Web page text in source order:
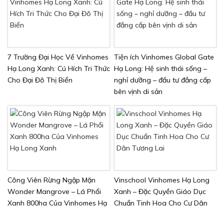
7 Trường Đại Học Về Vinhomes
Hạ Long Xanh: Cú Hích Tri Thức
Cho Đại Đô Thị Biển
Tiện ích Vinhomes Global Gate
Hạ Long: Hệ sinh thái sống –
nghỉ dưỡng – đầu tư đẳng cấp
bên vịnh di sản
Công Viên Rừng Ngập Mặn
Wonder Mangrove – Lá Phổi
Xanh 800ha Của Vinhomes Hạ
Vinschool Vinhomes Hạ Long
Xanh – Đặc Quyền Giáo Dục
Chuẩn Tinh Hoa Cho Cư Dân